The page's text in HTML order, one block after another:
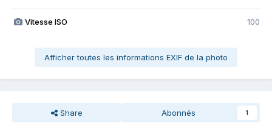
Vitesse ISO 100
Afficher toutes les informations EXIF de la photo
Share Abonnés 1